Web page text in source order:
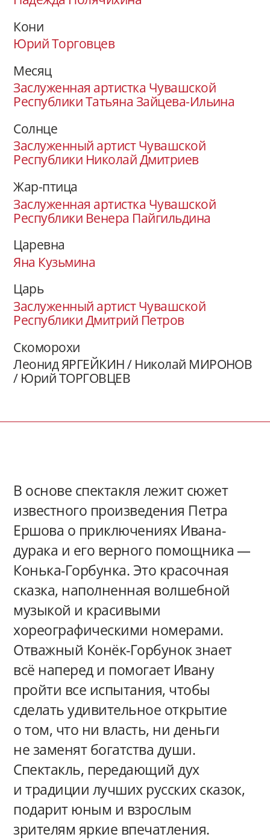
Кони
Юрий Торговцев
Месяц
Заслуженная артистка Чувашской
Республики Татьяна Зайцева-Ильина
Солнце
Заслуженный артист Чувашской
Республики Николай Дмитриев
Жар-птица
Заслуженная артистка Чувашской
Республики Венера Пайгильдина
Царевна
Яна Кузьмина
Царь
Заслуженный артист Чувашской
Республики Дмитрий Петров
Скоморохи
Леонид ЯРГЕЙКИН / Николай МИРОНОВ
/ Юрий ТОРГОВЦЕВ
В основе спектакля лежит сюжет
известного произведения Петра
Ершова о приключениях Ивана-
дурака и его верного помощника —
Конька-Горбунка. Это красочная
сказка, наполненная волшебной
музыкой и красивыми
хореографическими номерами.
Отважный Конёк-Горбунок знает
всё наперед и помогает Ивану
пройти все испытания, чтобы
сделать удивительное открытие
о том, что ни власть, ни деньги
не заменят богатства души.
Спектакль, передающий дух
и традиции лучших русских сказок,
подарит юным и взрослым
зрителям яркие впечатления.